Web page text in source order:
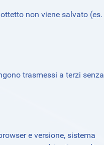
non viene salvato (es.
trasmessi a terzi senza
e versione, sistema